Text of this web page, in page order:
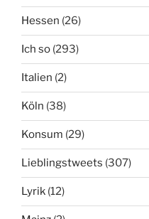
Hessen (26)
Ich so (293)
Italien (2)
Köln (38)
Konsum (29)
Lieblingstweets (307)
Lyrik (12)